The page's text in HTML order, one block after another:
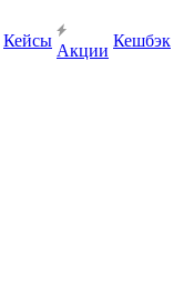
Кейсы
Акции
Кешбэк